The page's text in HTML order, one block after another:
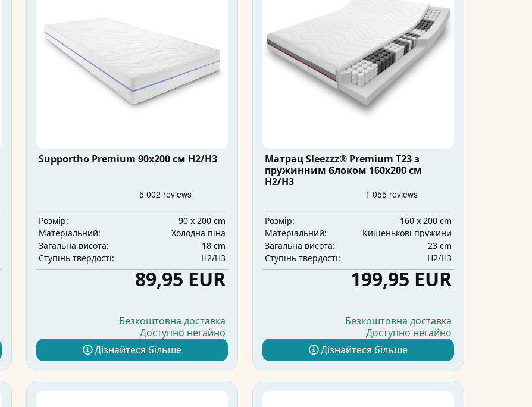
Supportho Premium 90x200 см H2/H3
Розмір:
90 x 200 cm
Матеріальний:
Холодна піна
Загальна висота:
18 cm
Ступінь твердості:
H2/H3
89,95 EUR
Безкоштовна доставка
Доступно негайно
Дізнайтеся більше
Матрац Sleezzz® Premium T23 з
пружинним блоком 160x200 см
H2/H3
Розмір:
160 x 200 cm
Матеріальний:
Кишенькові пружини
Загальна висота:
23 cm
Ступінь твердості:
H2/H3
199,95 EUR
Безкоштовна доставка
Доступно негайно
Дізнайтеся більше